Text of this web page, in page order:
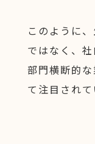
このように
ではなく、
部門横断的
て注目されて